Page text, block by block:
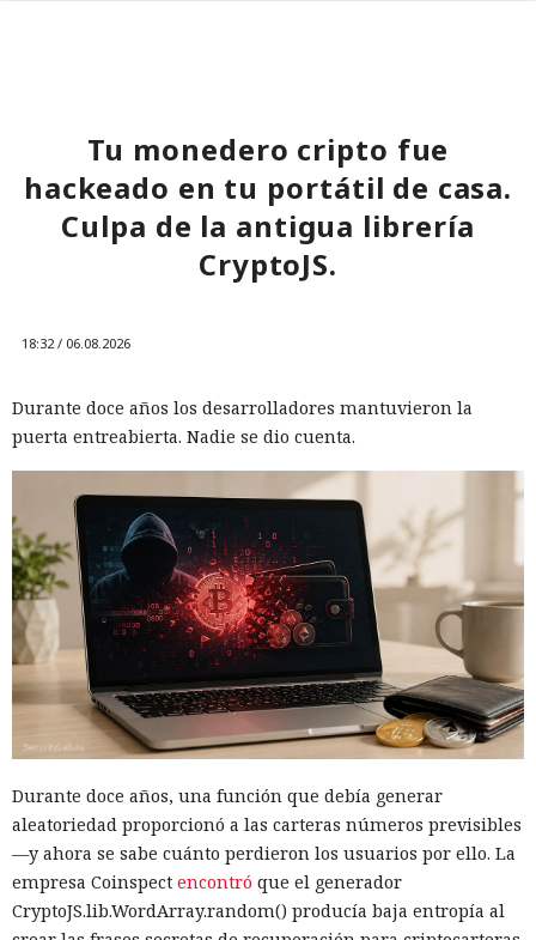
Tu monedero cripto fue
hackeado en tu portátil de casa.
Culpa de la antigua librería
CryptoJS.
18:32 / 06.08.2026
Durante doce años los desarrolladores mantuvieron la
puerta entreabierta. Nadie se dio cuenta.
Durante doce años, una función que debía generar
aleatoriedad proporcionó a las carteras números previsibles
—y ahora se sabe cuánto perdieron los usuarios por ello. La
empresa Coinspect encontró que el generador
CryptoJS.lib.WordArray.random() producía baja entropía al